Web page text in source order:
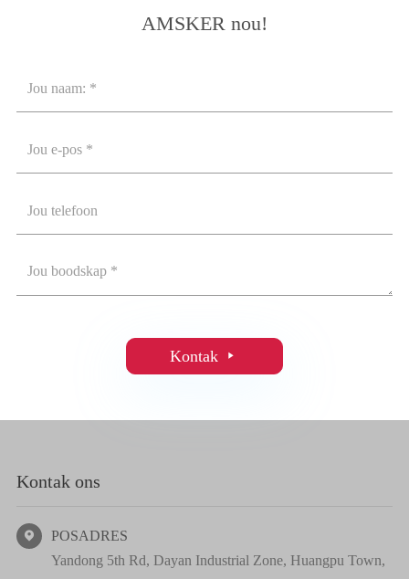
AMSKER nou!
Kontak 
Kontak ons

POSADRES
Yandong 5th Rd, Dayan Industrial Zone, Huangpu Town,